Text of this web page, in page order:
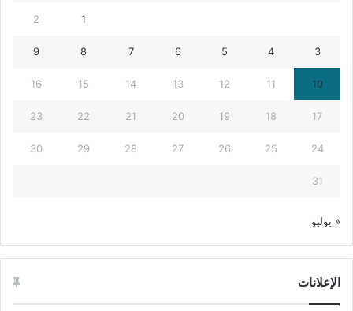
1
2
3
4
5
6
7
8
9
10
11
12
13
14
15
16
17
18
19
20
21
22
23
24
25
26
27
28
29
30
31
« يوليو
الإعلانات